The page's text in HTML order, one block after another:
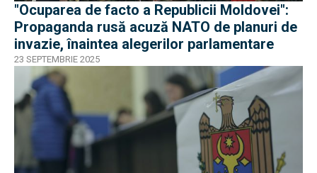
"Ocuparea de facto a Republicii Moldovei":
Propaganda rusă acuză NATO de planuri de
invazie, înaintea alegerilor parlamentare
23 SEPTEMBRIE 2025